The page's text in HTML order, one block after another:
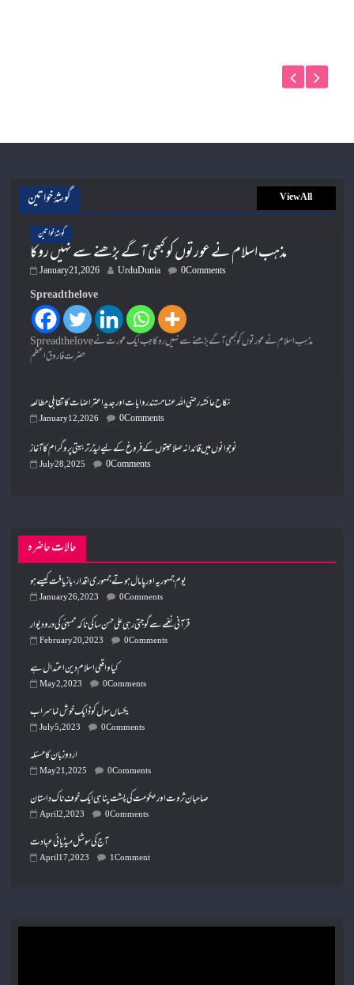
گوشۂ خواتین View All
گوشۂ خواتین
مذہب اسلام نے عورتوں کو کبھی آگے بڑھنے سے نہیں روکا
January 21, 2026 UrduDunia 0 Comments
Spread the love
Spread the loveمذہب اسلام نے عورتوں کو کبھی آگے بڑھنے سے نہیں روکا جب ایک عورت نے
حضرت فاروق اعظم
نکاح عائشہ رضی اللہ عنہا مستند روایات اور جدید اعتراضات کا تقابلی مطالعہ
January 12, 2026 0 Comments
نوجوانوں میں قائدانہ صلاحیتوں کے فروغ کے لیے لیڈر تربیتی پروگرام کا آغاز
July 28, 2025 0 Comments
حالات حاضرہ
یوم جمہوریہ اور پامال ہوتے جمہوری اقدار،بازیافت کیسے ہو
January 26, 2023 0 Comments
قرآنی نغمے سے گوجتی رہی علی حسن ساکی ناکہ ممبئی کی در و دیوار
February 20, 2023 0 Comments
کیا واقعی اسلام دین اعتدال ہے
May 2, 2023 0 Comments
یکساں سول کوڈ ایک خوش نما سراب
July 5, 2023 0 Comments
اردو زبان کا مسئلہ
May 21, 2025 0 Comments
صاحبان ثروت اور حکومت کی پشت پناہی ایک خوف ناک داستان
April 2, 2023 0 Comments
آج کی سوشل میڈیائی عبادت
April 17, 2023 1 Comment